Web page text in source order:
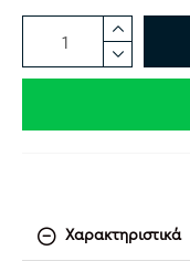
Χαρακτηριστικά